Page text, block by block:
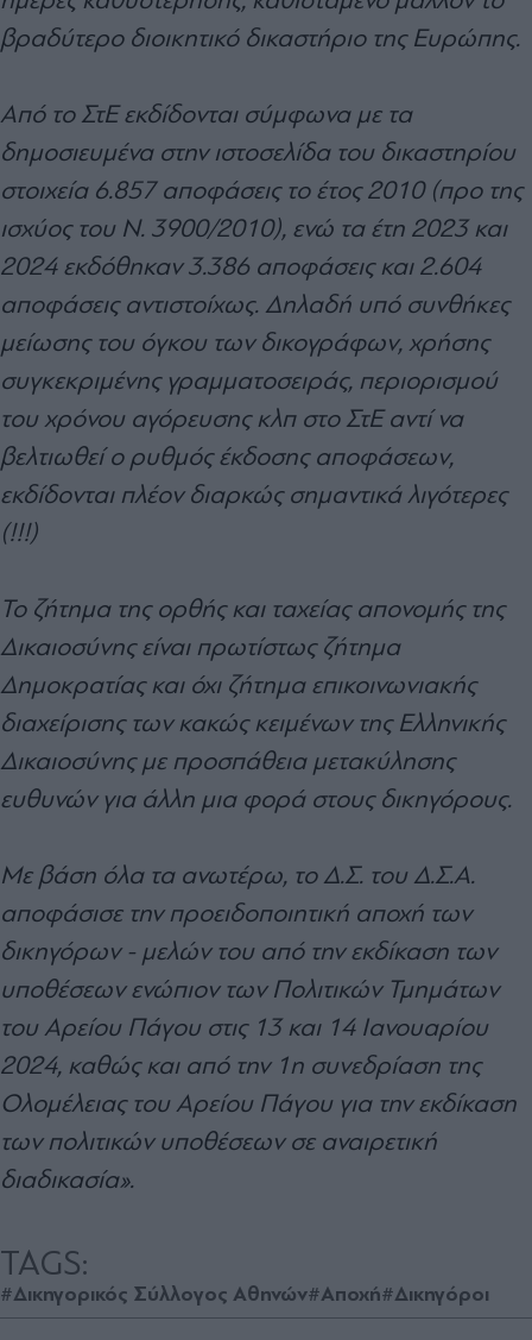
βραδύτερο διοικητικό δικαστήριο της Ευρώπης.
Από το ΣτΕ εκδίδονται σύμφωνα με τα
δημοσιευμένα στην ιστοσελίδα του δικαστηρίου
στοιχεία 6.857 αποφάσεις το έτος 2010 (προ της
ισχύος του Ν. 3900/2010), ενώ τα έτη 2023 και
2024 εκδόθηκαν 3.386 αποφάσεις και 2.604
αποφάσεις αντιστοίχως. Δηλαδή υπό συνθήκες
μείωσης του όγκου των δικογράφων, χρήσης
συγκεκριμένης γραμματοσειράς, περιορισμού
του χρόνου αγόρευσης κλπ στο ΣτΕ αντί να
βελτιωθεί ο ρυθμός έκδοσης αποφάσεων,
εκδίδονται πλέον διαρκώς σημαντικά λιγότερες
(!!!)
Το ζήτημα της ορθής και ταχείας απονομής της
Δικαιοσύνης είναι πρωτίστως ζήτημα
Δημοκρατίας και όχι ζήτημα επικοινωνιακής
διαχείρισης των κακώς κειμένων της Ελληνικής
Δικαιοσύνης με προσπάθεια μετακύλησης
ευθυνών για άλλη μια φορά στους δικηγόρους.
Με βάση όλα τα ανωτέρω, το Δ.Σ. του Δ.Σ.Α.
αποφάσισε την προειδοποιητική αποχή των
δικηγόρων - μελών του από την εκδίκαση των
υποθέσεων ενώπιον των Πολιτικών Τμημάτων
του Αρείου Πάγου στις 13 και 14 Ιανουαρίου
2024, καθώς και από την 1η συνεδρίαση της
Ολομέλειας του Αρείου Πάγου για την εκδίκαση
των πολιτικών υποθέσεων σε αναιρετική
διαδικασία».
TAGS:
#Δικηγορικός Σύλλογος Αθηνών#Αποχή#Δικηγόροι